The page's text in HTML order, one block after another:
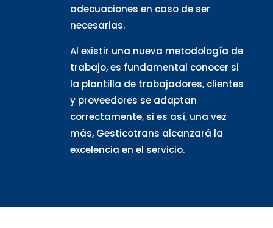
adecuaciones en caso de ser
necesarias.
Al existir una nueva metodología de
trabajo, es fundamental conocer si
la plantilla de trabajadores, clientes
y proveedores se adaptan
correctamente, si es así, una vez
más, Gesticotrans alcanzará la
excelencia en el servicio.